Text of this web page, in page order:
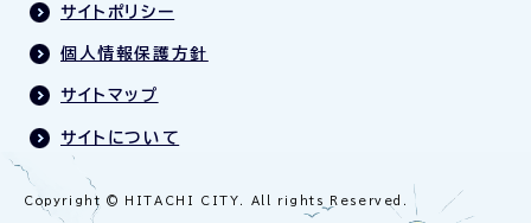
サイトポリシー
個人情報保護方針
サイトマップ
サイトについて
Copyright © HITACHI CITY. All rights Reserved.